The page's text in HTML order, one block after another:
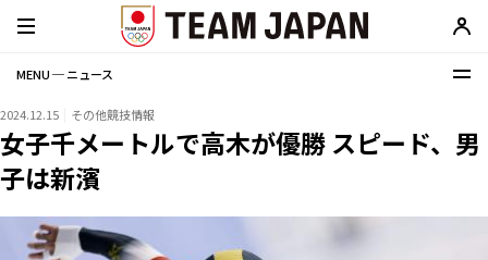
MENU ─ ニュース
2024.12.15 その他競技情報
女子千メートルで高木が優勝 スピード、男
子は新濱